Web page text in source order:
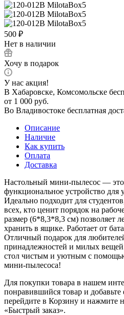
500 ₽
Нет в наличии
Хочу в подарок
У нас акция!
В Хабаровске, Комсомольске
от 1 000 руб.
Во Владивостоке бесплатная
Описание
Наличие
Как купить
Оплата
Доставка
Настольный мини-пылесос — это
функциональное устройство для
Идеально подходит для
всех, кто ценит порядок на
размер (6*8,3*8,3 см) позволяет
хранить в ящике. Работает от
Отличный подарок для
принадлежностей и милых
стол чистым и уютным с
мини-пылесоса!
Для покупки товара в нашем
понравившийся товар и добавьте
перейдите в Корзину и нажмите
«Быстрый заказ».